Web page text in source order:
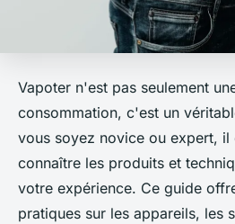
Vapoter n'est pas seulement
consommation, c'est un
vous soyez novice ou expert, il
connaître les produits et
votre expérience. Ce guide
pratiques sur les appareils, les